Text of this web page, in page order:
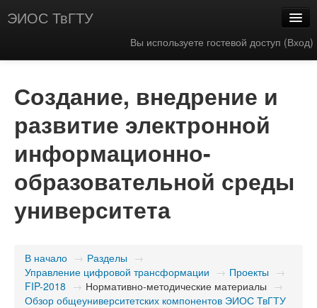
ЭИОС ТвГТУ
Вы используете гостевой доступ (Вход)
Создание, внедрение и
развитие электронной
информационно-
образовательной среды
университета
В начало → Разделы →
Управление цифровой трансформации → Проекты →
FIP-2018 → Нормативно-методические материалы →
Обзор общеуниверситетских компонентов ЭИОС ТвГТУ